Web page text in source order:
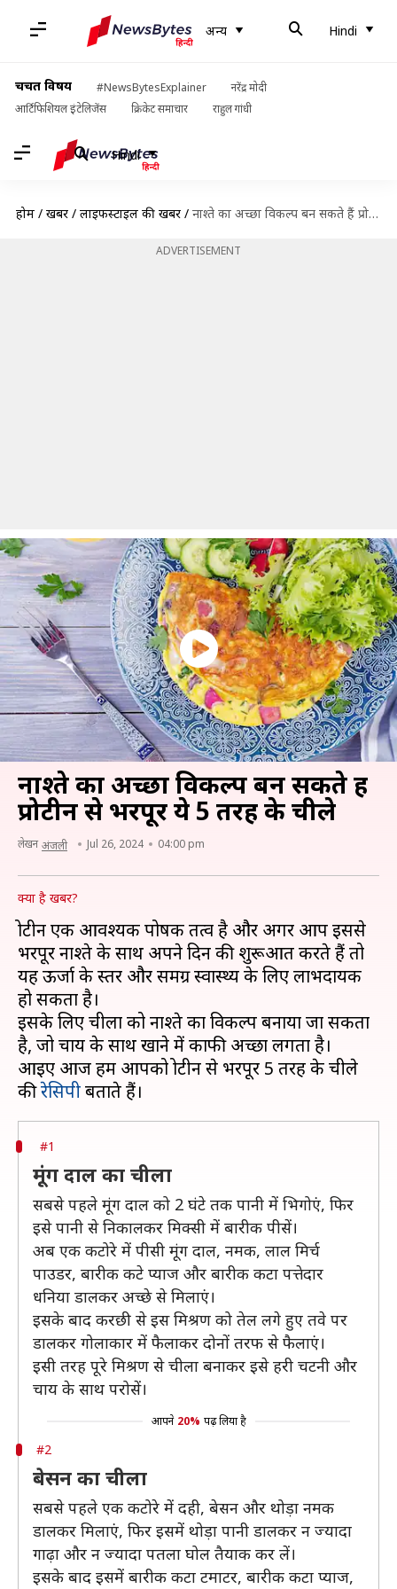
अन्य Hindi
चर्चित विषय #NewsBytesExplainer
नरेंद्र मोदी
आर्टिफिशियल इंटेलिजेंस
क्रिकेट समाचार राहुल गांधी
Hindi
होम / खबरें / लाइफस्टाइल की खबरें / नाश्ते का अच्छा विकल्प बन सकते हैं प्रोटीन से भरपूर ये 5 तरह के चीले
ADVERTISEMENT
नाश्ते का अच्छा विकल्प बन सकते हैं
प्रोटीन से भरपूर ये 5 तरह के चीले
लेखन अंजली Jul 26, 2024 04:00 pm
क्या है खबर?
प्रोटीन एक आवश्यक पोषक तत्व है और अगर आप इससे
भरपूर नाश्ते के साथ अपने दिन की शुरूआत करते हैं तो
यह ऊर्जा के स्तर और समग्र स्वास्थ्य के लिए लाभदायक
हो सकता है।
इसके लिए चीला को नाश्ते का विकल्प बनाया जा सकता
है, जो चाय के साथ खाने में काफी अच्छा लगता है।
आइए आज हम आपको प्रोटीन से भरपूर 5 तरह के चीले
कीरेसिपी
#1
मूंग दाल का चीला
सबसे पहले मूंग दाल को 2 घंटे तक पानी में भिगोएं, फिर
इसे पानी से निकालकर मिक्सी में बारीक पीसें।
अब एक कटोरे में पीसी मूंग दाल, नमक, लाल मिर्च
पाउडर, बारीक कटे प्याज और बारीक कटा पत्तेदार
धनिया डालकर अच्छे से मिलाएं।
इसके बाद करछी से इस मिश्रण को तेल लगे हुए तवे पर
डालकर गोलाकार में फैलाकर दोनों तरफ से फैलाएं।
इसी तरह पूरे मिश्रण से चीला बनाकर इसे हरी चटनी और
चाय के साथ परोसें।
आपने 20% पढ़ लिया है
#2
बेसन का चीला
सबसे पहले एक कटोरे में दही, बेसन और थोड़ा नमक
डालकर मिलाएं, फिर इसमें थोड़ा पानी डालकर न ज्यादा
गाढ़ा और न ज्यादा पतला घोल तैयाक कर लें।
इसके बाद इसमें बारीक कटा टमाटर, बारीक कटा प्याज,